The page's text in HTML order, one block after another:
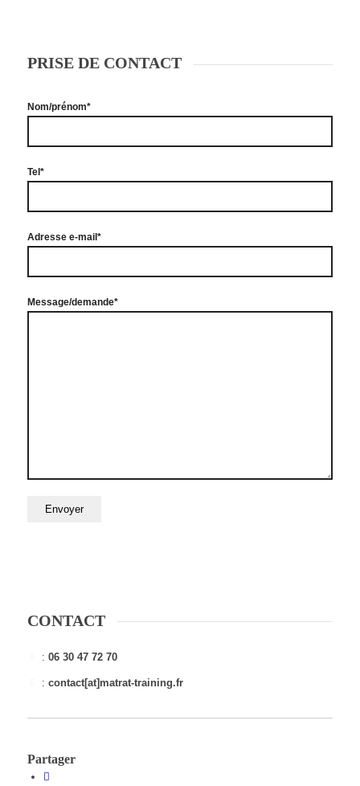
PRISE DE CONTACT
Nom/prénom*
Tel*
Adresse e-mail*
Message/demande*
CONTACT
:06 30 47 72 70
:contact[at]matrat-training.fr
Partager